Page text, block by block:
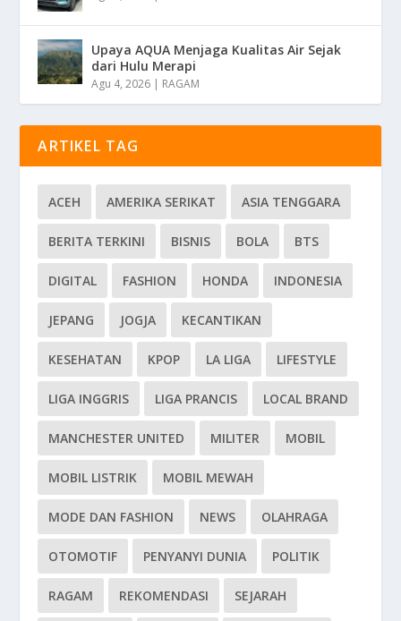
Upaya AQUA Menjaga Kualitas Air Sejak
dari Hulu Merapi
Agu 4, 2026 | RAGAM
ARTIKEL TAG
ACEH AMERIKA SERIKAT ASIA TENGGARA
BERITA TERKINI BISNIS BOLA BTS
DIGITAL FASHION HONDA INDONESIA
JEPANG JOGJA KECANTIKAN
KESEHATAN KPOP LA LIGA LIFESTYLE
LIGA INGGRIS LIGA PRANCIS LOCAL BRAND
MANCHESTER UNITED MILITER MOBIL
MOBIL LISTRIK MOBIL MEWAH
MODE DAN FASHION NEWS OLAHRAGA
OTOMOTIF PENYANYI DUNIA POLITIK
RAGAM REKOMENDASI SEJARAH